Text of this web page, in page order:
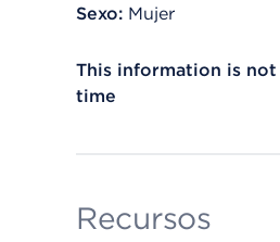
Sexo: Mujer
This information is
time
Recursos